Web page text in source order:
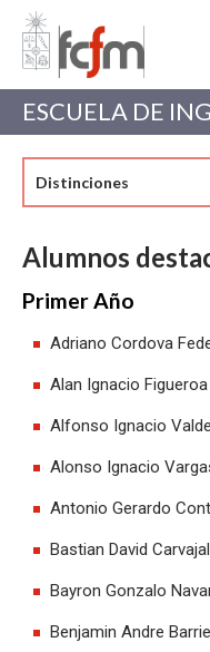
Estudiantes
Académicas/os
ESCUELA DE
Distinciones
Alumnos
Primer Año
Adriano Cordova
Alan Ignacio
Alfonso Ignacio
Alonso Ignacio
Antonio Gerardo
Bastian David
Bayron Gonzalo
Benjamin Andre